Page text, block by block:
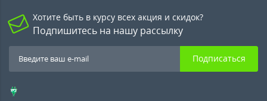
Хотите быть в курсу всех акция и скидок?
Подпишитесь на нашу рассылку
Подписаться